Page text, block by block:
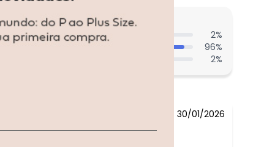
acharam do comprimento?
2%
96%
2%
30/01/2026